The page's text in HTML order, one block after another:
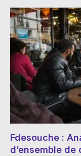
Fdesouche :
d’ensemble